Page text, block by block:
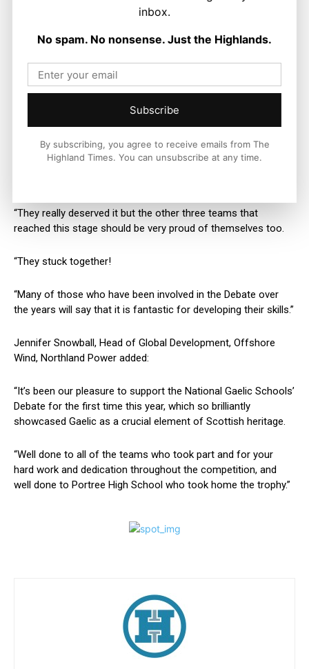
On behalf of the judges, Iain MacAulay said:
“As judges, we were delighted with the standard of the debate
this year. Interesting topics, pupils well prepared by teachers
and it is obvious that they all have a special interest and pride
“Congratulations to Portree High School who won the
“They really deserved it but the other three teams that
reached this stage should be very proud of themselves too.
“They stuck together!
“Many of those who have been involved in the Debate over
the years will say that it is fantastic for developing their skills.”
Jennifer Snowball, Head of Global Development, Offshore
Wind, Northland Power added:
“It’s been our pleasure to support the National Gaelic Schools’
Debate for the first time this year, which so brilliantly
showcased Gaelic as a crucial element of Scottish heritage.
“Well done to all of the teams who took part and for your
hard work and dedication throughout the competition, and
well done to Portree High School who took home the trophy.”
inbox.
No spam. No nonsense. Just the Highlands.
Subscribe
By subscribing, you agree to receive emails from The
Highland Times. You can unsubscribe at any time.